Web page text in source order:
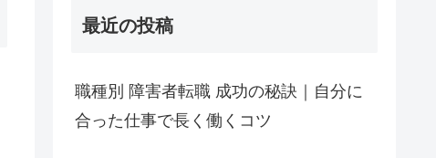
最近の投稿
職種別 障害者転職 成功の秘訣｜自分に
合った仕事で長く働くコツ